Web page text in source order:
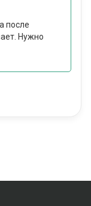
после
Нужно